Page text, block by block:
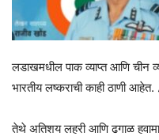
लडाखमधील पाक व्याप्त आणि चीन
भारतीय लष्कराची काही ठाणी
तेथे अतिशय लहरी आणि ढगाळ